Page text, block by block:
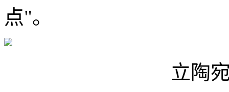
点"。
立陶